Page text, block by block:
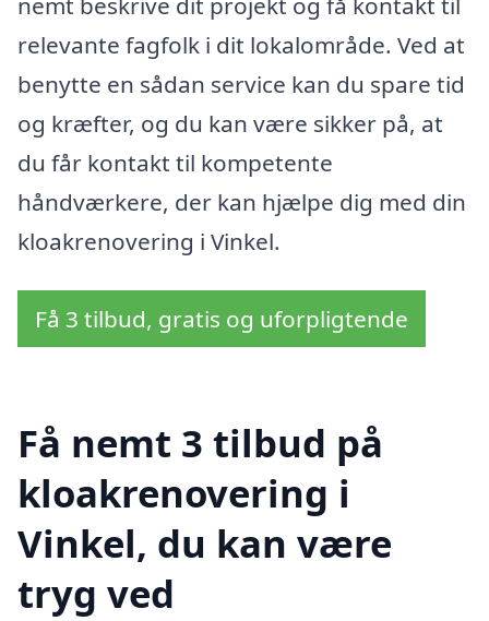
relevante fagfolk i dit lokalområde. Ved at
benytte en sådan service kan du spare tid
og kræfter, og du kan være sikker på, at
du får kontakt til kompetente
håndværkere, der kan hjælpe dig med din
kloakrenovering i Vinkel.
Få 3 tilbud, gratis og uforpligtende
Få nemt 3 tilbud på
kloakrenovering i
Vinkel, du kan være
tryg ved